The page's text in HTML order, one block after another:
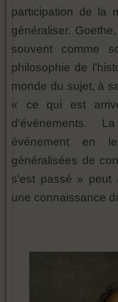
participation de la
généraliser.
souvent comme
philosophie de
monde du sujet, à
« ce qui est
d'événements.
événement en
généralisées de
s'est passé » peut
une connaissance